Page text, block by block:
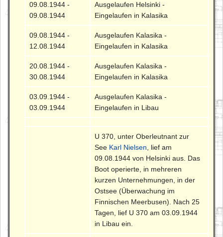
09.08.1944 -
09.08.1944
Ausgelaufen Helsinki -
Eingelaufen in Kalasika
09.08.1944 -
12.08.1944
Ausgelaufen Kalasika -
Eingelaufen in Kalasika
20.08.1944 -
30.08.1944
Ausgelaufen Kalasika -
Eingelaufen in Kalasika
03.09.1944 -
03.09.1944
Ausgelaufen Kalasika -
Eingelaufen in Libau
U 370, unter Oberleutnant zur
See Karl Nielsen , lief am
09.08.1944 von Helsinki aus. Das
Boot operierte, in mehreren
kurzen Unternehmungen, in der
Ostsee (Überwachung im
Finnischen Meerbusen). Nach 25
Tagen, lief U 370 am 03.09.1944
in Libau ein.